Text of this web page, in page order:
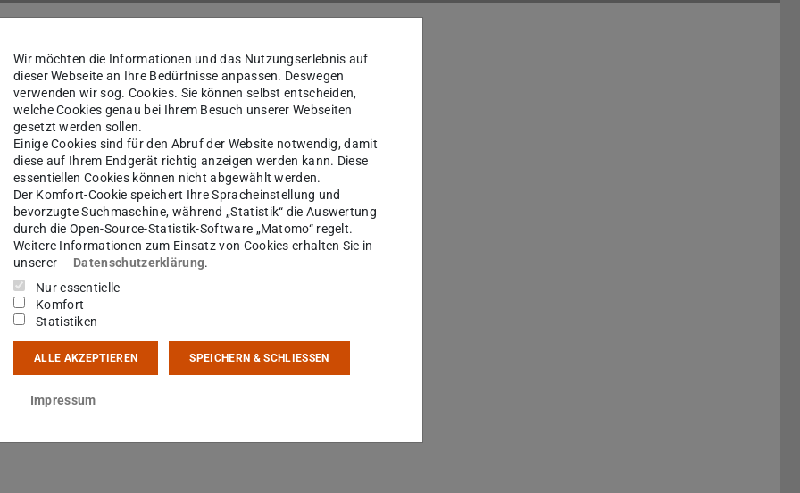
Johannes Weber
2
Darmstadt
Wir möchten die Informationen und das Nutzungserlebnis auf
dieser Webseite an Ihre Bedürfnisse anpassen. Deswegen
verwenden wir sog. Cookies. Sie können selbst entscheiden,
welche Cookies genau bei Ihrem Besuch unserer Webseiten
gesetzt werden sollen.
Einige Cookies sind für den Abruf der Website notwendig, damit
diese auf Ihrem Endgerät richtig anzeigen werden kann. Diese
essentiellen Cookies können nicht abgewählt werden.
Der Komfort-Cookie speichert Ihre Spracheinstellung und
bevorzugte Suchmaschine, während „Statistik“ die Auswertung
durch die Open-Source-Statistik-Software „Matomo“ regelt.
Weitere Informationen zum Einsatz von Cookies erhalten Sie in
unserer
Datenschutzerklärung.
Nur essentielle
Komfort
Statistiken
ALLE AKZEPTIEREN SPEICHERN & SCHLIESSEN
Impressum